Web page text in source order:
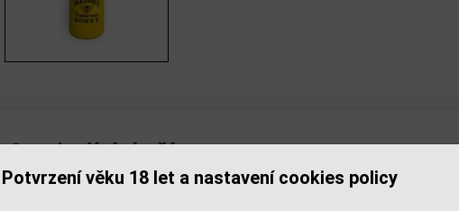
Potvrzení věku 18 let a nastavení cookies policy
Související zboží